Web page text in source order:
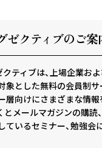
ゼクティ ブのご案
クティブは、上場企業お
象とした無料の会員制サ
層向けにさまざまな情
とメールマガジンの購読
ているセミナー、勉強会